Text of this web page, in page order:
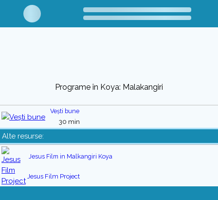
Programe în Koya: Malakangiri
Vești bune
30 min
Alte resurse:
Jesus Film in Malkangiri Koya
Jesus Film Project